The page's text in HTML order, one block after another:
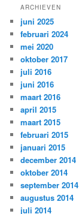
ARCHIEVEN
juni 2025
februari 2024
mei 2020
oktober 2017
juli 2016
juni 2016
maart 2016
april 2015
maart 2015
februari 2015
januari 2015
december 2014
oktober 2014
september 2014
augustus 2014
juli 2014